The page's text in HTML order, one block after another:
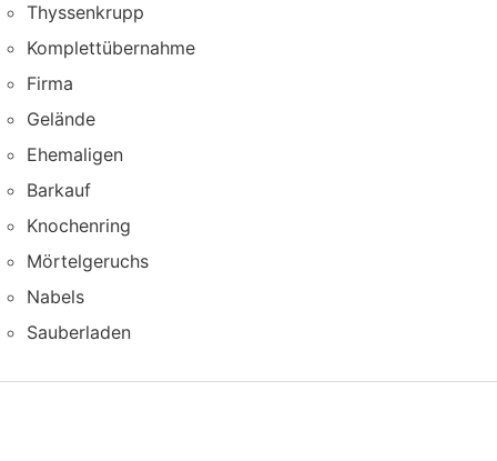
Thyssenkrupp
Komplettübernahme
Firma
Gelände
Ehemaligen
Barkauf
Knochenring
Mörtelgeruchs
Nabels
Sauberladen